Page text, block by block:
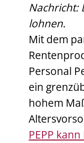
Nachricht:
lohnen.
Mit dem
Personal
ein
hohem
PEPP